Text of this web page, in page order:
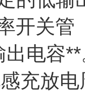
开关管
电容
充放